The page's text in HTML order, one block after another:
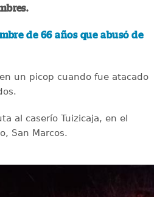
de 66 años que abusó de
un picop cuando fue atacado
al caserío Tuizicaja, en el
San Marcos.